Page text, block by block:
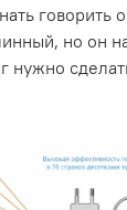
говорить
но он
нужно